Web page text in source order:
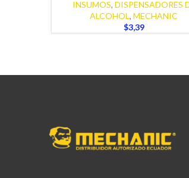
INSUMOS, DISPENSADORES
ALCOHOL, MECHANIC
$3,39